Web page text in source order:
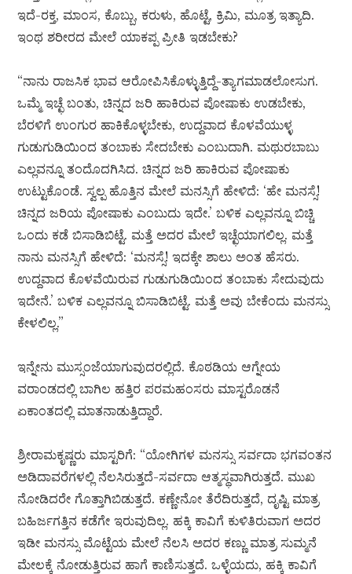
ಇದೆ-ರಕ್ತ, ಮಾಂಸ, ಕೊಬ್ಬು, ಕರುಳು, ಹೊಟ್ಟೆ, ಕ್ರಿಮಿ, ಮೂತ್ರ ಇತ್ಯಾದಿ.
ಇಂಥ ಶರೀರದ ಮೇಲೆ ಯಾಕಪ್ಪ ಪ್ರೀತಿ ಇಡಬೇಕು?
“ನಾನು ರಾಜಸಿಕ ಭಾವ ಆರೋಪಿಸಿಕೊಳ್ಳುತ್ತಿದ್ದೆ-ತ್ಯಾಗಮಾಡಲೋಸುಗ.
ಒಮ್ಮೆ ಇಚ್ಛೆ ಬಂತು, ಚಿನ್ನದ ಜರಿ ಹಾಕಿರುವ ಪೋಷಾಕು ಉಡಬೇಕು,
ಬೆರಳಿಗೆ ಉಂಗುರ ಹಾಕಿಕೊಳ್ಳಬೇಕು, ಉದ್ದವಾದ ಕೊಳವೆಯುಳ್ಳ
ಗುಡುಗುಡಿಯಿಂದ ತಂಬಾಕು ಸೇದಬೇಕು ಎಂಬುದಾಗಿ. ಮಥುರಬಾಬು
ಎಲ್ಲವನ್ನೂ ತಂದೊದಗಿಸಿದ. ಚಿನ್ನದ ಜರಿ ಹಾಕಿರುವ ಪೋಷಾಕು
ಉಟ್ಟುಕೊಂಡೆ. ಸ್ವಲ್ಪ ಹೊತ್ತಿನ ಮೇಲೆ ಮನಸ್ಸಿಗೆ ಹೇಳಿದೆ: ‘ಹೇ ಮನಸ್ಸೆ!
ಚಿನ್ನದ ಜರಿಯ ಪೋಷಾಕು ಎಂಬುದು ಇದೇ.’ ಬಳಿಕ ಎಲ್ಲವನ್ನೂ ಬಿಚ್ಚಿ
ಒಂದು ಕಡೆ ಬಿಸಾಡಿಬಿಟ್ಟೆ. ಮತ್ತೆ ಅದರ ಮೇಲೆ ಇಚ್ಛೆಯಾಗಲಿಲ್ಲ. ಮತ್ತೆ
ನಾನು ಮನಸ್ಸಿಗೆ ಹೇಳಿದೆ: ‘ಮನಸ್ಸೆ! ಇದಕ್ಕೇ ಶಾಲು ಅಂತ ಹೆಸರು.
ಉದ್ದವಾದ ಕೊಳವೆಯಿರುವ ಗುಡುಗುಡಿಯಿಂದ ತಂಬಾಕು ಸೇದುವುದು
ಇದೇನೆ.’ ಬಳಿಕ ಎಲ್ಲವನ್ನೂ ಬಿಸಾಡಿಬಿಟ್ಟೆ. ಮತ್ತೆ ಅವು ಬೇಕೆಂದು ಮನಸ್ಸು
ಕೇಳಲಿಲ್ಲ.”
ಇನ್ನೇನು ಮುಸ್ಸಂಜೆಯಾಗುವುದರಲ್ಲಿದೆ. ಕೊಠಡಿಯ ಆಗ್ನೇಯ
ವರಾಂಡದಲ್ಲಿ ಬಾಗಿಲ ಹತ್ತಿರ ಪರಮಹಂಸರು ಮಾಸ್ಟರೊಡನೆ
ಏಕಾಂತದಲ್ಲಿ ಮಾತನಾಡುತ್ತಿದ್ದಾರೆ.
ಶ್ರೀರಾಮಕೃಷ್ಣರು ಮಾಸ್ಟರಿಗೆ: “ಯೋಗಿಗಳ ಮನಸ್ಸು ಸರ್ವದಾ ಭಗವಂತನ
ಅಡಿದಾವರೆಗಳಲ್ಲಿ ನೆಲಸಿರುತ್ತದೆ-ಸರ್ವದಾ ಆತ್ಮಸ್ಥವಾಗಿರುತ್ತದೆ. ಮುಖ
ನೋಡಿದರೇ ಗೊತ್ತಾಗಿಬಿಡುತ್ತದೆ. ಕಣ್ಣೇನೋ ತೆರೆದಿರುತ್ತದೆ, ದೃಷ್ಟಿ ಮಾತ್ರ
ಬಹಿರ್ಜಗತ್ತಿನ ಕಡೆಗೇ ಇರುವುದಿಲ್ಲ. ಹಕ್ಕಿ ಕಾವಿಗೆ ಕುಳಿತಿರುವಾಗ ಅದರ
ಇಡೀ ಮನಸ್ಸು ಮೊಟ್ಟೆಯ ಮೇಲೆ ನೆಲಸಿ ಅದರ ಕಣ್ಣು ಮಾತ್ರ ಸುಮ್ಮನೆ
ಮೇಲಕ್ಕೆ ನೋಡುತ್ತಿರುವ ಹಾಗೆ ಕಾಣಿಸುತ್ತದೆ. ಒಳ್ಳೆಯದು, ಹಕ್ಕಿ ಕಾವಿಗೆ